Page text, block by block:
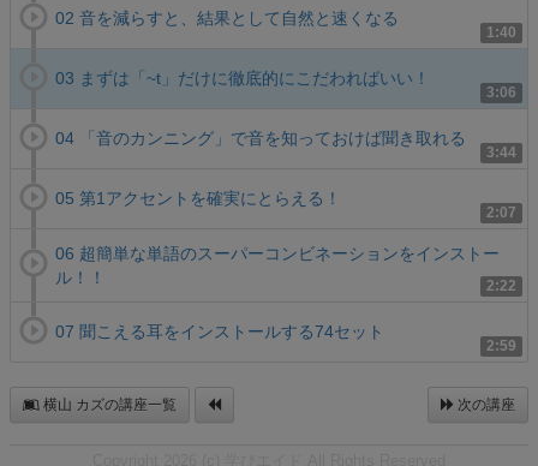
1:40
02 音を減らすと、結果として自然と速くなる
3:06
03 まずは「~t」だけに徹底的にこだわればいい！
3:44
04 「音のカンニング」で音を知っておけば聞き取れる
2:07
05 第1アクセントを確実にとらえる！
2:22
06 超簡単な単語のスーパーコンビネーションをインストー
ル！！
2:59
07 聞こえる耳をインストールする74セット
横山 カズの講座一覧 次の講座